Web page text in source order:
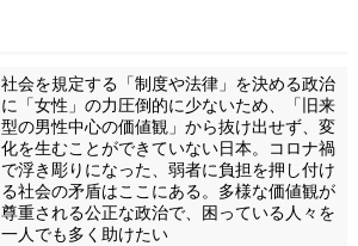
社会を規定する「制度や法律」を決める政治
に「女性」の力圧倒的に少ないため、「旧来
型の男性中心の価値観」から抜け出せず、変
化を生むことができていない日本。コロナ禍
で浮き彫りになった、弱者に負担を押し付け
る社会の矛盾はここにある。多様な価値観が
尊重される公正な政治で、困っている人々を
一人でも多く助けたい